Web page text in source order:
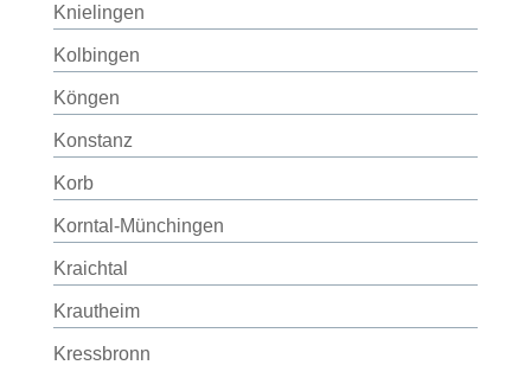
Knielingen
Kolbingen
Köngen
Konstanz
Korb
Korntal-Münchingen
Kraichtal
Krautheim
Kressbronn